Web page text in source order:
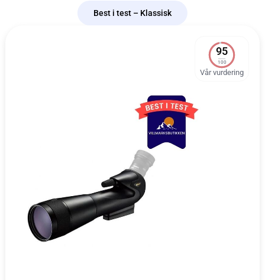
Best i test – Klassisk
95
100
Vår vurdering